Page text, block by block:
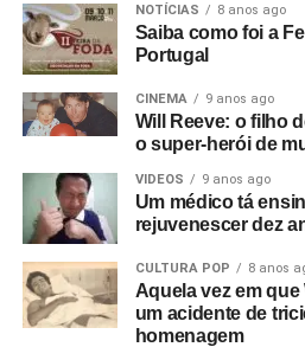
NOTÍCIAS 8 anos ago
Saiba como foi a
Portugal
CINEMA 9 anos ago
Will Reeve: o filho
o super-herói de
VIDEOS 9 anos ago
Um médico tá
rejuvenescer dez
CULTURA POP 8 anos
Aquela vez em
um acidente de
homenagem